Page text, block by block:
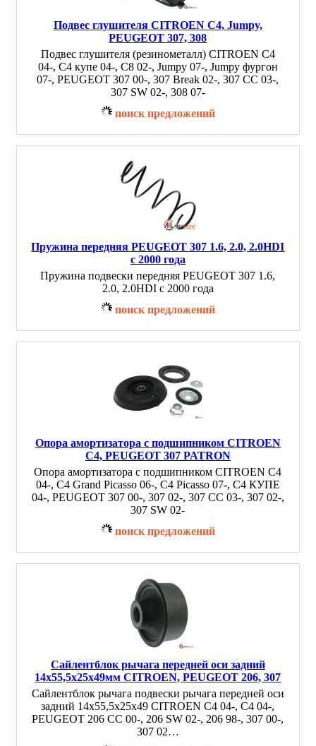
Подвес глушителя CITROEN C4, Jumpy,
PEUGEOT 307, 308
Подвес глушителя (резинометалл) CITROEN C4
04-, C4 купе 04-, C8 02-, Jumpy 07-, Jumpy фургон
07-, PEUGEOT 307 00-, 307 Break 02-, 307 CC 03-,
307 SW 02-, 308 07-
поиск предложений
Пружина передняя PEUGEOT 307 1.6, 2.0, 2.0HDI
с 2000 года
Пружина подвески передняя PEUGEOT 307 1.6,
2.0, 2.0HDI с 2000 года
поиск предложений
Опора амортизатора с подшипником CITROEN
C4, PEUGEOT 307 PATRON
Опора амортизатора с подшипником CITROEN C4
04-, C4 Grand Picasso 06-, C4 Picasso 07-, C4 КУПЕ
04-, PEUGEOT 307 00-, 307 02-, 307 CC 03-, 307 02-,
307 SW 02-
поиск предложений
Сайлентблок рычага передней оси задний
14x55,5x25x49мм CITROEN, PEUGEOT 206, 307
Сайлентблок рычага подвески рычага передней оси
задний 14x55,5x25x49 CITROEN C4 04-, C4 04-,
PEUGEOT 206 CC 00-, 206 SW 02-, 206 98-, 307 00-,
307 02…